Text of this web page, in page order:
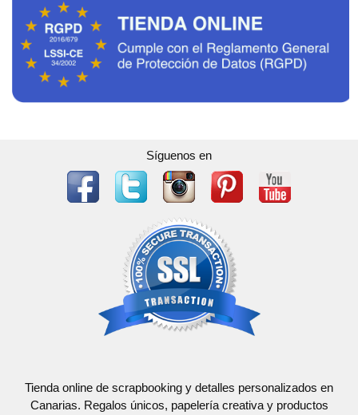
Síguenos en
Tienda online de scrapbooking y detalles personalizados en
Canarias. Regalos únicos, papelería creativa y productos